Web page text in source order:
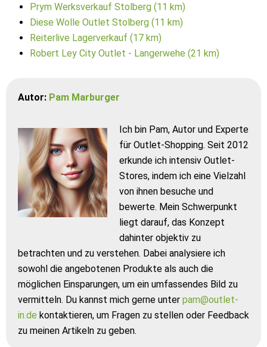
Prym Werksverkauf Stolberg (11 km)
Diese Wolle Outlet Stolberg (11 km)
Reiterlive Lagerverkauf (17 km)
Robert Ley City Outlet - Langerwehe (21 km)
Autor: Pam Marburger
Ich bin Pam, Autor und Experte
für Outlet-Shopping. Seit 2012
erkunde ich intensiv Outlet-
Stores, indem ich eine Vielzahl
von ihnen besuche und
bewerte. Mein Schwerpunkt
liegt darauf, das Konzept
dahinter objektiv zu
betrachten und zu verstehen. Dabei analysiere ich
sowohl die angebotenen Produkte als auch die
möglichen Einsparungen, um ein umfassendes Bild zu
vermitteln. Du kannst mich gerne unter pam@outlet-
in.de kontaktieren, um Fragen zu stellen oder Feedback
zu meinen Artikeln zu geben.